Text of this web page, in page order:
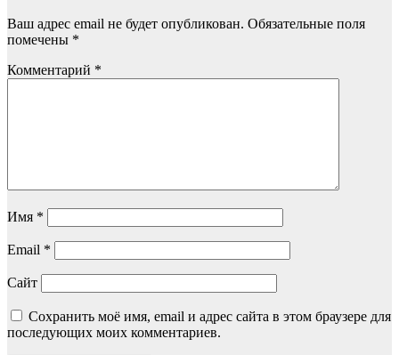
Ваш адрес email не будет опубликован. Обязательные поля
помечены *
Комментарий *
Имя *
Email *
Сайт
Сохранить моё имя, email и адрес сайта в этом браузере для
последующих моих комментариев.